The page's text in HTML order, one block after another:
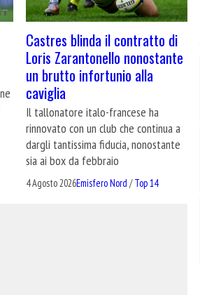
Castres blinda il contratto di
Loris Zarantonello nonostante
un brutto infortunio alla
caviglia
Il tallonatore italo-francese ha
rinnovato con un club che continua a
dargli tantissima fiducia, nonostante
sia ai box da febbraio
4 Agosto 2026Emisfero Nord /Top 14